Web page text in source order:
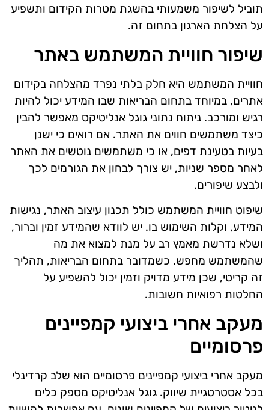
תוביל לשיפור משמעותי בהשגת מטרות הקידום ותשפיע
על הצלחת הארגון בתחום זה.
שיפור חוויית המשתמש באתר
חוויית המשתמש היא חלק בלתי נפרד מהצלחה בקידום
אתרים, במיוחד בתחום הבריאות שבו המידע יכול להיות
רגיש ומורכב. ניתוח נתוני גוגל אנליטיקס מאפשר להבין
כיצד משתמשים חווים את האתר. אם רואים כי ישנן
בעיות בטעינת דפים, או כי משתמשים נוטשים את האתר
לאחר מספר שניות, יש צורך לבחון את הגורמים לכך
ולבצע שיפורים.
שיפוט חוויית המשתמש כולל תכנון עיצוב האתר, נגישות
המידע, וקלות השימוש בו. יש לוודא שהמידע זמין וברור,
ושלא נדרשת מאמץ רב על מנת למצוא את מה
שהמשתמש מחפש. כשמדובר בתחום הבריאות, תהליך
זה קריטי, שכן מידע מדויק וזמין יכול להשפיע על
החלטות רפואיות חשובות.
מעקב אחרי ביצועי קמפיינים
פרסומיים
מעקב אחרי ביצועי קמפיינים פרסומיים הוא שלב קרדינלי
בכל אסטרטגיית שיווק. גוגל אנליטיקס מספק כלים